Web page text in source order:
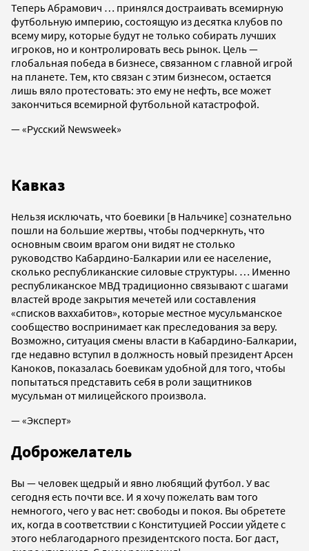
Теперь Абрамович … принялся достраивать всемирную
футбольную империю, состоящую из десятка клубов по
всему миру, которые будут не только собирать лучших
игроков, но и контролировать весь рынок. Цель —
глобальная победа в бизнесе, связанном с главной игрой
на планете. Тем, кто связан с этим бизнесом, остается
лишь вяло протестовать: это ему не нефть, все может
закончиться всемирной футбольной катастрофой.
— «Русский Newsweek»
Кавказ
Нельзя исключать, что боевики [в Нальчике] сознательно
пошли на большие жертвы, чтобы подчеркнуть, что
основным своим врагом они видят не столько
руководство Кабардино-Балкарии или ее население,
сколько республиканские силовые структуры. … Именно
республиканское МВД традиционно связывают с шагами
властей вроде закрытия мечетей или составления
«списков ваххабитов», которые местное мусульманское
сообщество воспринимает как преследования за веру.
Возможно, ситуация смены власти в Кабардино-Балкарии,
где недавно вступил в должность новый президент Арсен
Каноков, показалась боевикам удобной для того, чтобы
попытаться представить себя в роли защитников
мусульман от милицейского произвола.
— «Эксперт»
Доброжелатель
Вы — человек щедрый и явно любящий футбол. У вас
сегодня есть почти все. И я хочу пожелать вам того
немногого, чего у вас нет: свободы и покоя. Вы обретете
их, когда в соответствии с Конституцией России уйдете с
этого неблагодарного президентского поста. Бог даст,